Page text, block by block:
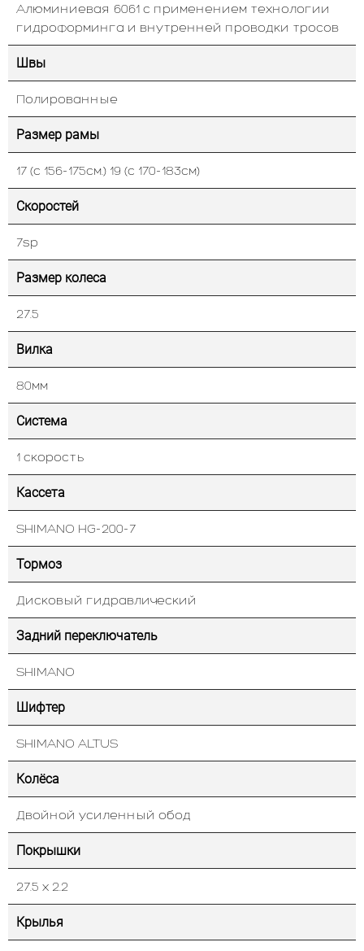
Алюминиевая 6061 с применением технологии
гидроформинга и внутренней проводки тросов
Швы
Полированные
Размер рамы
17 (с 156-175см.) 19 (с 170-183см)
Скоростей
7sp
Размер колеса
27.5
Вилка
80мм
Система
1 скорость
Кассета
SHIMANO HG-200-7
Тормоз
Дисковый гидравлический
Задний переключатель
SHIMANO
Шифтер
SHIMANO ALTUS
Колёса
Двойной усиленный обод
Покрышки
27.5 х 2.2
Крылья